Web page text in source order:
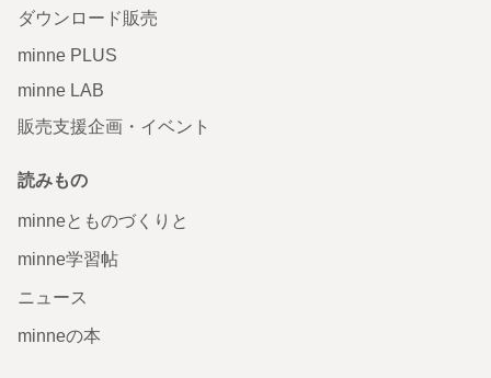
ダウンロード販売
minne PLUS
minne LAB
販売支援企画・イベント
読みもの
minneとものづくりと
minne学習帖
ニュース
minneの本